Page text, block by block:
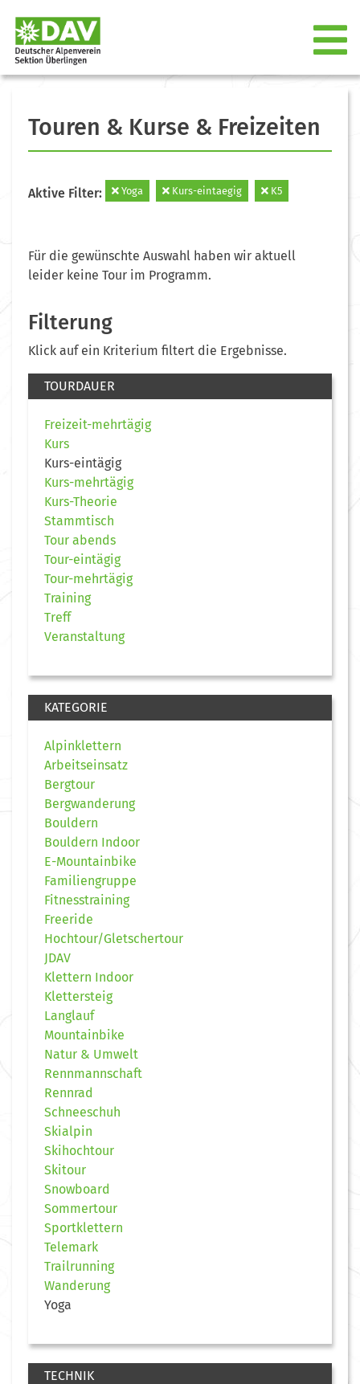
Touren & Kurse & Freizeiten
Aktive Filter: Yoga Kurs-eintaegig K5
Für die gewünschte Auswahl haben wir aktuell
leider keine Tour im Programm.
Filterung
Klick auf ein Kriterium filtert die Ergebnisse.
TOURDAUER
Freizeit-mehrtägig
Kurs
Kurs-eintägig
Kurs-mehrtägig
Kurs-Theorie
Stammtisch
Tour abends
Tour-eintägig
Tour-mehrtägig
Training
Treff
Veranstaltung
KATEGORIE
Alpinklettern
Arbeitseinsatz
Bergtour
Bergwanderung
Bouldern
Bouldern Indoor
E-Mountainbike
Familiengruppe
Fitnesstraining
Freeride
Hochtour/Gletschertour
JDAV
Klettern Indoor
Klettersteig
Langlauf
Mountainbike
Natur & Umwelt
Rennmannschaft
Rennrad
Schneeschuh
Skialpin
Skihochtour
Skitour
Snowboard
Sommertour
Sportklettern
Telemark
Trailrunning
Wanderung
Yoga
TECHNIK